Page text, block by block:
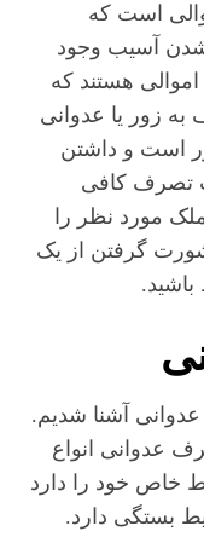
است که
شدن آسیب وجود
هستند که
زور یا عدوانی
است و داشتن
تصرف کافی
مورد نظر را
گرفتن از یک
آشنا شدیم.
عدوانی انواع
خاص خود را دارد
بستگی دارد.